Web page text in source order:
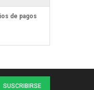
de pagos
SUSCRIBIRSE